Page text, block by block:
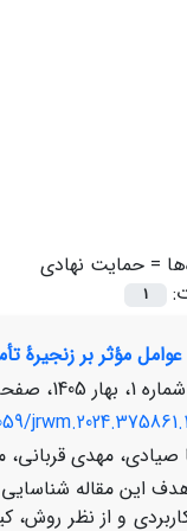
= حمایت نهادی
1
مؤثر بر زنجیرۀ
مهدی قربانی،
این مقاله شناسایی
و از نظر روش،